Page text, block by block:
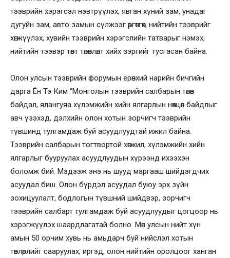
тээврийн хэрэгсэл нэвтрүүлэх, явган хүний зам, унадаг
дугуйн зам, авто замын сүлжээг өргөтгөх, нийтийн тээврийг
хөгжүүлэх, хувийн тээврийн хэрэгслийн татварыг нэмэх,
нийтийн тээвэр төвт төлөвлөлт хийх зэргийг тусгасан байна.
Олон улсын тээврийн форумын ерөнхий нарийн бичгийн
дарга Ён Тэ Ким “Монголын тээврийн салбарын төлөв
байдал, ялангуяа хүлэмжийн хийн ялгарлын нөхцөл байдлыг
авч үзэхэд, дэлхийн олон хотын зорчигч тээврийн
түвшинд тулгамдаж буй асуудлуудтай ижил байна.
Тээврийн салбарын тогтвортой хөгжил, хүлэмжийн хийн
ялгарлыг бууруулах асуудлуудын хүрээнд ихээхэн
боломж бий. Мэдээж энэ нь шууд маргааш шийдэгдчих
асуудал биш. Олон бүрдэл асуудал буюу эрх зүйн
зохицуулалт, бодлогын түвшний шийдвэр, зорчигч
тээврийн салбарт тулгамдаж буй асуудлуудыг цогцоор нь
хэрэгжүүлэх шаардлагатай болно. Мөн улсын нийт хүн
амын 50 орчим хувь нь амьдарч буй нийслэл хотын
төвлөрлийг сааруулах, иргэд, олон нийтийн оролцоог ханган